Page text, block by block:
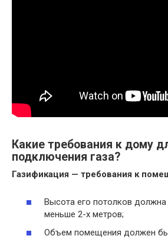
Какие требования к дому
подключения газа?
Газификация — требования к
Высота его потолков должна
меньше 2-х метров;
Объем помещения должен